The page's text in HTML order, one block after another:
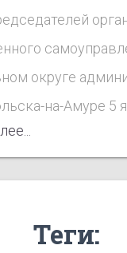
округе
на-Амуре 5
Теги: